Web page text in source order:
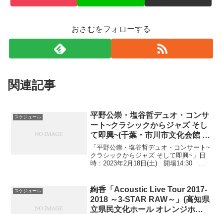
おさむをフォローする
関連記事
スケジュール
平野公崇・塩谷哲デュオ・コンサ
ート~クラシックからジャズ そし
て即興~(千葉・市川市文化会館 小
ホール 2023.2.18)
「平野公崇・塩谷哲デュオ・コンサート~
クラシックからジャズ そして即興~」日
時：2023年2月18日(土) 開場14:30 開
演：平野公崇(sax)、塩谷哲(pf)...
スケジュール
絢香「Acoustic Live Tour 2017-
2018 ～3-STAR RAW～」(高知県
立県民文化ホール オレンジホー